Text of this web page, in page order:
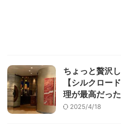
ちょっと贅沢
【シルクロー
理が最高だった
2025/4/18